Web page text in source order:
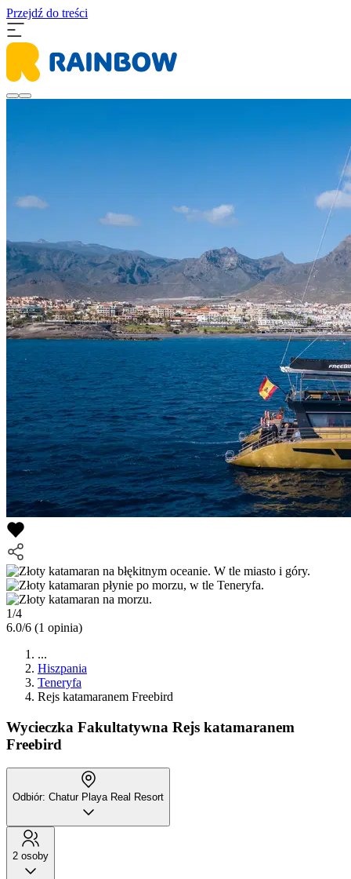
Przejdź do treści
1/4
6.0/6 (1 opinia)
...
Hiszpania
Teneryfa
Rejs katamaranem Freebird
Wycieczka Fakultatywna Rejs katamaranem
Freebird
Odbiór: Chatur Playa Real Resort
2 osoby